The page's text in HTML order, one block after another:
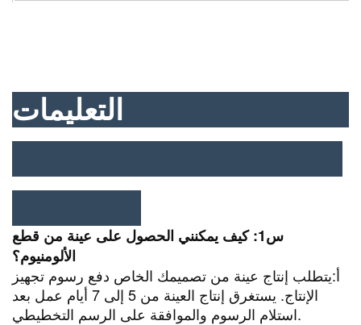
التعليمات
س1: كيف يمكنني الحصول على عينة من قطع
الألومنيوم؟
أ:يتطلب إنتاج عينة من تصميمك الخاص دفع رسوم تجهيز
الإنتاج. يستغرق إنتاج العينة من 5 إلى 7 أيام عمل بعد
استلام الرسوم والموافقة على الرسم التخطيطي.